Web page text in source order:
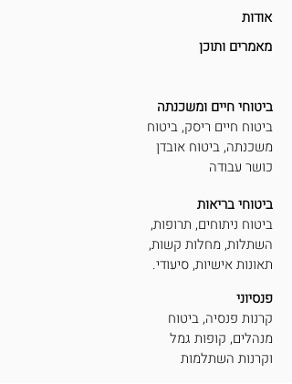
אודות
מאמרים ותוכן
ביטוחי חיים ומשכנתה
ביטוח חיים ריסק, ביטוח
משכנתה, ביטוח אובדן
כושר עבודה
ביטוחי בריאות
ביטוח ניתוחים, תרופות,
השתלות, מחלות קשות,
תאונות אישיות, סיעודי.
פנסיוני
קרנות פנסיה, ביטוח
מנהלים, קופות גמל
וקרנות השתלמות